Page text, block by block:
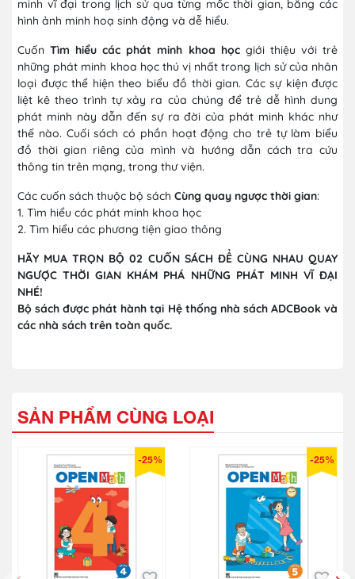
minh vĩ đại trong lịch sử qua từng mốc thời gian, bằng các
hình ảnh minh hoạ sinh động và dễ hiểu.
CuốnTìm hiểu các phát minh khoa họcgiới thiệu với trẻ
những phát minh khoa học thú vị nhất trong lịch sử của nhân
loại được thể hiện theo biểu đồ thời gian. Các sự kiện được
liệt kê theo trình tự xảy ra của chúng để trẻ dễ hình dung
phát minh này dẫn đến sự ra đời của phát minh khác như
thế nào. Cuối sách có phần hoạt động cho trẻ tự làm biểu
đồ thời gian riêng của mình và hướng dẫn cách tra cứu
thông tin trên mạng, trong thư viện.
Các cuốn sách thuộc bộ sách Cùng quay ngược thời gian:
1. Tìm hiểu các phát minh khoa học
2. Tìm hiểu các phương tiện giao thông
HÃY MUA TRỌN BỘ 02 CUỐN SÁCH ĐỂ CÙNG NHAU QUAY
NGƯỢC THỜI GIAN KHÁM PHÁ NHỮNG PHÁT MINH VĨ ĐẠI
NHÉ!
Bộ sách được phát hành tại Hệ thống nhà sách ADCBook và
các nhà sách trên toàn quốc.
SẢN PHẨM CÙNG LOẠI
-25% -25%